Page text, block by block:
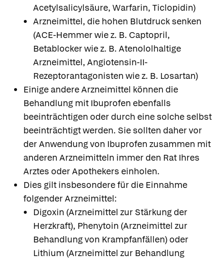
Acetylsalicylsäure, Warfarin, Ticlopidin)
Arzneimittel, die hohen Blutdruck senken
(ACE-Hemmer wie z. B. Captopril,
Betablocker wie z. B. Atenololhaltige
Arzneimittel, Angiotensin-II-
Rezeptorantagonisten wie z. B. Losartan)
Einige andere Arzneimittel können die
Behandlung mit Ibuprofen ebenfalls
beeinträchtigen oder durch eine solche selbst
beeinträchtigt werden. Sie sollten daher vor
der Anwendung von Ibuprofen zusammen mit
anderen Arzneimitteln immer den Rat Ihres
Arztes oder Apothekers einholen.
Dies gilt insbesondere für die Einnahme
folgender Arzneimittel:
Digoxin (Arzneimittel zur Stärkung der
Herzkraft), Phenytoin (Arzneimittel zur
Behandlung von Krampfanfällen) oder
Lithium (Arzneimittel zur Behandlung